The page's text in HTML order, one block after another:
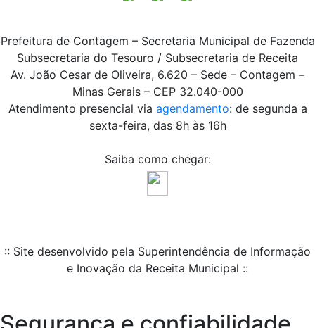
Prefeitura de Contagem – Secretaria Municipal de Fazenda
Subsecretaria do Tesouro / Subsecretaria de Receita
Av. João Cesar de Oliveira, 6.620 – Sede – Contagem –
Minas Gerais – CEP 32.040-000
Atendimento presencial via agendamento: de segunda a
sexta-feira, das 8h às 16h
Saiba como chegar:
:: Site desenvolvido pela Superintendência de Informação
e Inovação da Receita Municipal ::